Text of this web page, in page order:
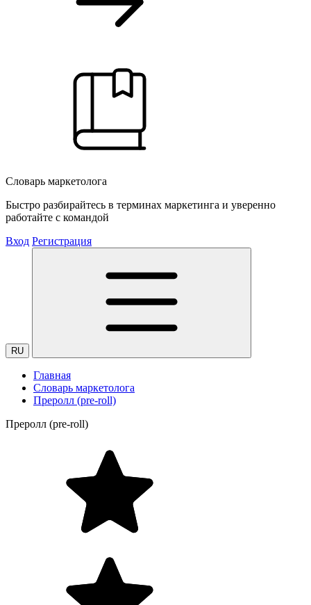
Словарь маркетолога
Быстро разбирайтесь в терминах маркетинга и уверенно
работайте с командой
Вход Регистрация
RU
Главная
Словарь маркетолога
Преролл (pre-roll)
Преролл (pre-roll)